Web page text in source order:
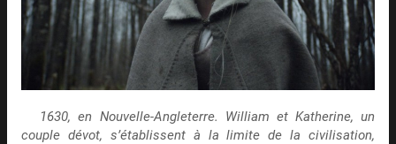
1630, en Nouvelle-Angleterre. William et Katherine, un
couple dévot, s’établissent à la limite de la civilisation,